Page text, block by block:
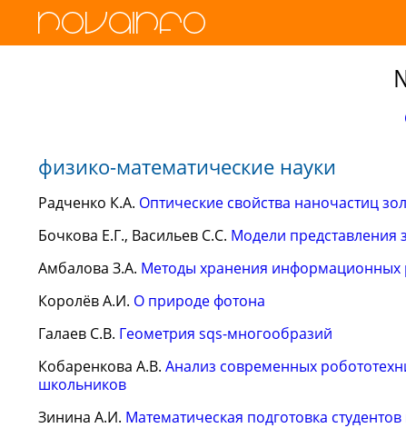
физико-математические науки
Радченко К.А. Оптические свойства наночастиц
Бочкова Е.Г., Васильев С.С. Модели представления
Амбалова З.А. Методы хранения информационных
Королёв А.И. О природе фотона
Галаев С.В. Геометрия sqs-многообразий
Кобаренкова А.В. Анализ современных
школьников
Зинина А.И. Математическая подготовка